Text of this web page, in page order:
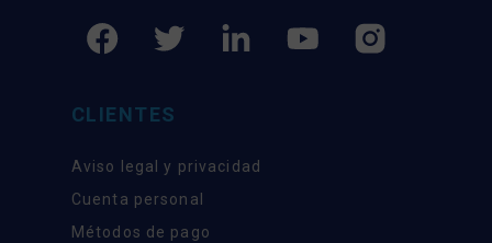
CLIENTES
Aviso legal y privacidad
Cuenta personal
Métodos de pago